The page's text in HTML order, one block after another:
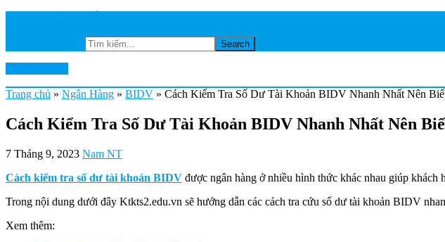
Trang chủ » Ngân Hàng » BIDV » Cách Kiểm Tra Số Dư Tài Khoản BIDV Nhanh Nhất Nên
Cách Kiểm Tra Số Dư Tài Khoản BIDV Nhanh Nhất Nên
7 Tháng 9, 2023 Nam NT
Cách kiểm tra số dư tài khoản BIDV được ngân hàng ở nhiều hình thức khác nhau giúp
Trong nội dung dưới đây Ktkts2.edu.vn sẽ hướng dẫn các cách tra cứu số dư tài khoản BIDV
Xem thêm: